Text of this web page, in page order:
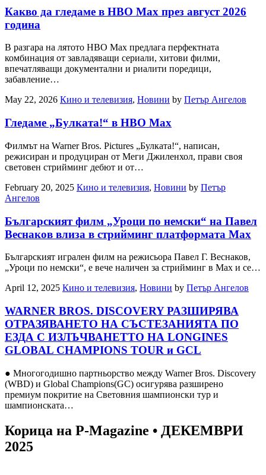
Какво да гледаме в HBO Max през август 2026
година
В разгара на лятото HBO Max предлага перфектната
комбинация от завладяващи сериали, хитови филми,
впечатляващи документални и риалити поредици,
забавление…
May 22, 2026 Кино и телевизия, Новини by Петър Ангелов
Гледаме „Булката!“ в HBO Max
Филмът на Warner Bros. Pictures „Булката!“, написан,
режисиран и продуциран от Меги Джиленхол, прави своя
световен стрийминг дебют и от…
February 20, 2025 Кино и телевизия, Новини by Петър
Ангелов
Българският филм „Уроци по немски“ на Павел
Веснаков влиза в стрийминг платформата Max
Българският игрален филм на режисьора Павел Г. Веснаков,
„Уроци по немски“, е вече наличен за стрийминг в Max и се…
April 12, 2025 Кино и телевизия, Новини by Петър Ангелов
WARNER BROS. DISCOVERY РАЗШИРЯВА
ОТРАЗЯВАНЕТО НА СЪСТЕЗАНИЯТА ПО
ЕЗДА С ИЗЛЪЧВАНЕТТО НА LONGINES
GLOBAL CHAMPIONS TOUR и GCL
● Многогодишно партньорство между Warner Bros. Discovery
(WBD) и Global Champions(GC) осигурява разширено
премиум покритие на Световния шампионски тур и
шампионската…
Корица на P-Magazine • ДЕКЕМВРИ
2025